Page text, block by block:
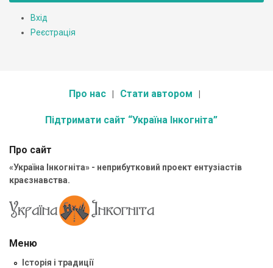
Вхід
Реєстрація
Про нас Стати автором
Підтримати сайт “Україна Інкогніта”
Про сайт
«Україна Інкогніта» - неприбутковий проект ентузіастів
краєзнавства.
Меню
Історія і традиції